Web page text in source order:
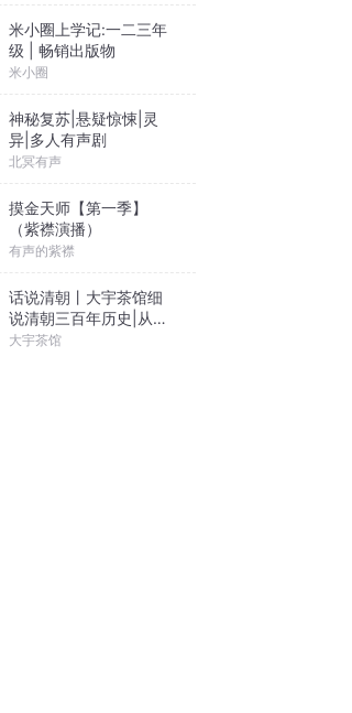
米小圈上学记:一二三年
级 | 畅销出版物
米小圈
神秘复苏|悬疑惊悚|灵
异|多人有声剧
北冥有声
摸金天师【第一季】
（紫襟演播）
有声的紫襟
话说清朝丨大宇茶馆细
说清朝三百年历史|从努
尔哈赤到末代皇帝溥仪|
大宇茶馆